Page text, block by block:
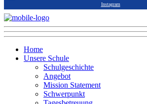
Instagram
Home
Unsere Schule
Schulgeschichte
Angebot
Mission Statement
Schwerpunkt